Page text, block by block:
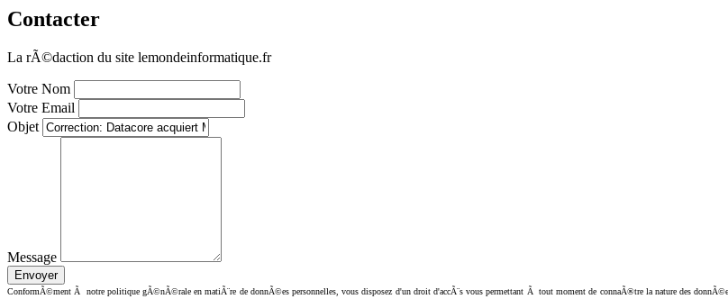
Contacter
La rÃ©daction du site lemondeinformatique.fr
Votre Nom
Votre Email
Objet
Message
ConformÃ©ment Ã notre politique gÃ©nÃ©rale en matiÃ¨re de donnÃ©es personnelles, vous disposez d'un droit d'accÃ¨s vous permettant Ã tout moment de connaÃ®tre la nature des